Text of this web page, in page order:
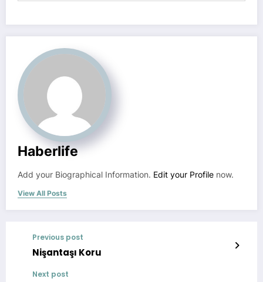
Haberlife
Add your Biographical Information. Edit your Profile now.
View All Posts
Previous post
Nişantaşı Koru
Next post